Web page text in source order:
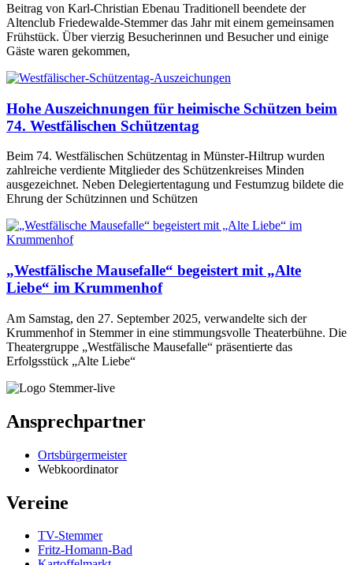
Beitrag von Karl-Christian Ebenau Traditionell beendete der
Altenclub Friedewalde-Stemmer das Jahr mit einem gemeinsamen
Frühstück. Über vierzig Besucherinnen und Besucher und einige
Gäste waren gekommen,
Hohe Auszeichnungen für heimische Schützen beim
74. Westfälischen Schützentag
Beim 74. Westfälischen Schützentag in Münster-Hiltrup wurden
zahlreiche verdiente Mitglieder des Schützenkreises Minden
ausgezeichnet. Neben Delegiertentagung und Festumzug bildete die
Ehrung der Schützinnen und Schützen
„Westfälische Mausefalle“ begeistert mit „Alte
Liebe“ im Krummenhof
Am Samstag, den 27. September 2025, verwandelte sich der
Krummenhof in Stemmer in eine stimmungsvolle Theaterbühne. Die
Theatergruppe „Westfälische Mausefalle“ präsentierte das
Erfolgsstück „Alte Liebe“
Ansprechpartner
Ortsbürgermeister
Webkoordinator
Vereine
TV-Stemmer
Fritz-Homann-Bad